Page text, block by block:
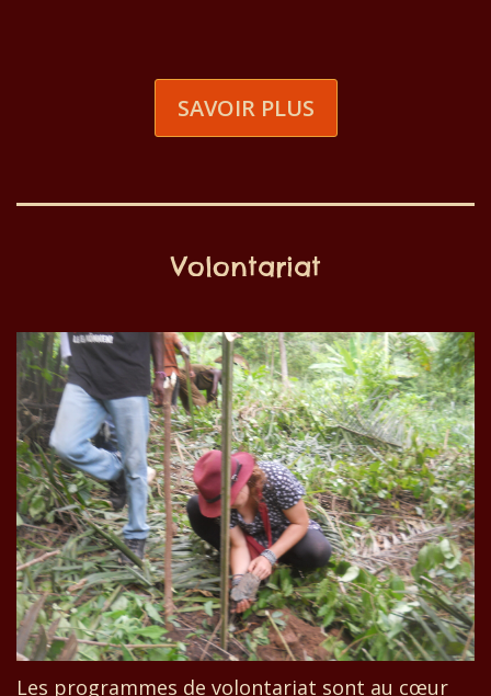
SAVOIR PLUS
Volontariat
Les programmes de volontariat sont au cœur